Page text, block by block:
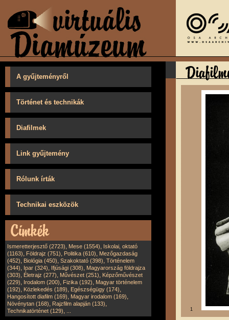
A gyűjteményről
Történet és technikák
Diafilmek
Link gyűjtemény
Rólunk írták
Technikai eszközök
Ismeretterjesztő (2723), Mese (1554), Iskolai, oktató
(1163), Földrajz (751), Politika (610), Mezőgazdaság
(452), Biológia (450), Szakoktató (398), Történelem
(344), Ipar (324), Ifjúsági (308), Magyarország földrajza
(303), Életrajz (277), Művészet (251), Képzőművészet
(229), Irodalom (200), Fizika (192), Magyar történelem
(192), Közlekedés (189), Egészségügy (174),
Hangosított diafilm (169), Magyar irodalom (169),
Növénytan (168), Rajzfilm alapján (133),
Technikatörténet (129), 1